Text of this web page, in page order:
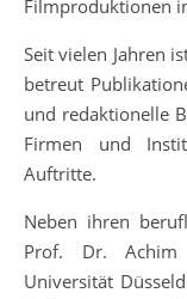
Filmproduktionen
Seit vielen Jahren
betreut
und redaktionelle
Firmen und
Auftritte.
Neben ihren
Prof. Dr. Achim
Universität